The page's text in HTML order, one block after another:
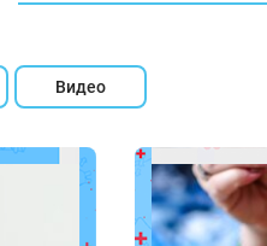
Видео